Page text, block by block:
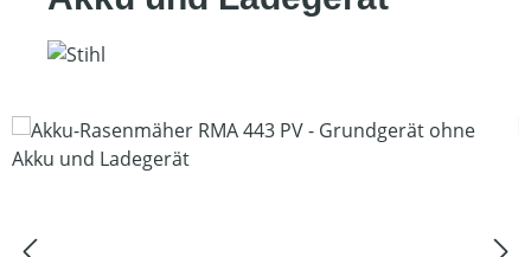
Bildergalerie überspringen